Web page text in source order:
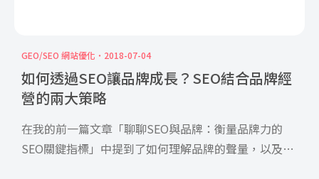
GEO/SEO 網站優化 2018-07-04
如何透過SEO讓品牌成長？SEO結合品牌經
營的兩大策略
在我的前一篇文章「聊聊SEO與品牌：衡量品牌力的
SEO關鍵指標」中提到了如何理解品牌的聲量，以及品